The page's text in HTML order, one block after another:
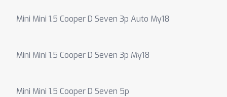
Mini Mini 1.5 Cooper D Seven 3p Auto My18
Mini Mini 1.5 Cooper D Seven 3p My18
Mini Mini 1.5 Cooper D Seven 5p